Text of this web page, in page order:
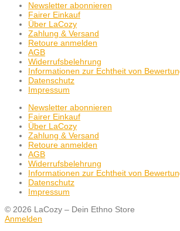
Newsletter abonnieren
Fairer Einkauf
Über LaCozy
Zahlung & Versand
Retoure anmelden
AGB
Widerrufsbelehrung
Informationen zur Echtheit von
Datenschutz
Impressum
Newsletter abonnieren
Fairer Einkauf
Über LaCozy
Zahlung & Versand
Retoure anmelden
AGB
Widerrufsbelehrung
Informationen zur Echtheit von
Datenschutz
Impressum
© 2026 LaCozy – Dein Ethno Store
Anmelden